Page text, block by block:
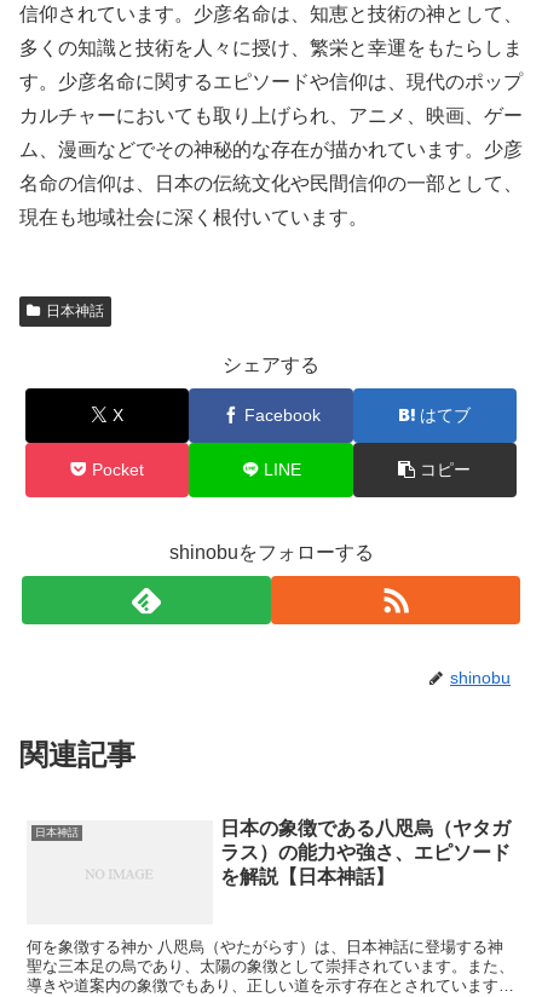
信仰されています。少彦名命は、知恵と技術の神として、
多くの知識と技術を人々に授け、繁栄と幸運をもたらしま
す。少彦名命に関するエピソードや信仰は、現代のポップ
カルチャーにおいても取り上げられ、アニメ、映画、ゲー
ム、漫画などでその神秘的な存在が描かれています。少彦
名命の信仰は、日本の伝統文化や民間信仰の一部として、
現在も地域社会に深く根付いています。
日本神話
シェアする
X Facebook はてブ
Pocket LINE コピー
shinobuをフォローする
shinobu
関連記事
日本神話
日本の象徴である八咫烏（ヤタガ
ラス）の能力や強さ、エピソード
を解説【日本神話】
何を象徴する神か 八咫烏（やたがらす）は、日本神話に登場する神
聖な三本足の烏であり、太陽の象徴として崇拝されています。また、
導きや道案内の象徴でもあり、正しい道を示す存在とされています。